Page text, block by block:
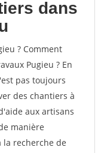
dans
? Comment
Pugieu ? En
pas toujours
des chantiers à
aux artisans
manière
la recherche de